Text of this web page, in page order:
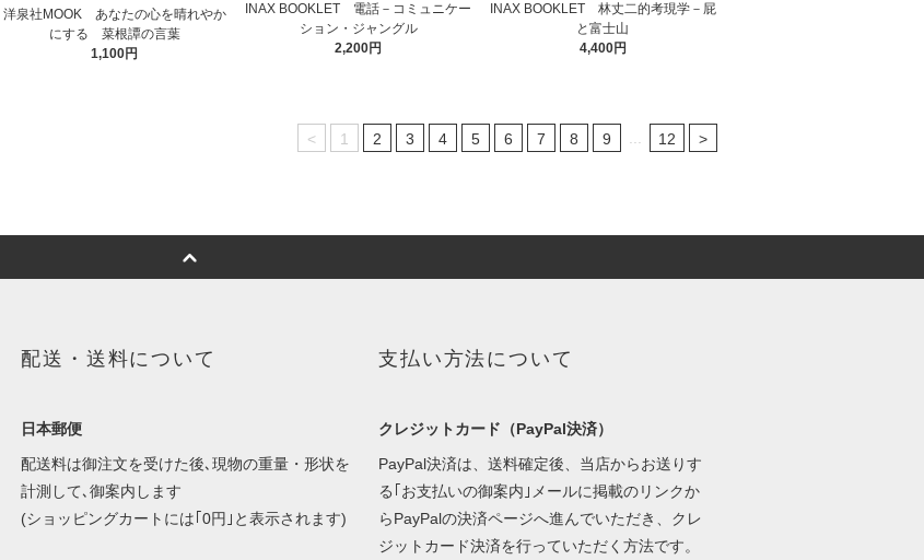
洋泉社MOOK あなたの心を晴れやか
にする 菜根譚の言葉
1,100円
INAX BOOKLET 電話－コミュニケー
ション・ジャングル
2,200円
INAX BOOKLET 林丈二的考現学－屁
と富士山
4,400円
< 1 2 3 4 5 6 7 8 9 12 >
配送・送料について
日本郵便
配送料は御注文を受けた後､現物の重量・形状を
計測して､御案内します
(ショッピングカートには｢0円｣と表示されます)
支払い方法について
クレジットカード（PayPal決済）
PayPal決済は、送料確定後、当店からお送りす
る｢お支払いの御案内｣メールに掲載のリンクか
らPayPalの決済ページへ進んでいただき、クレ
ジットカード決済を行っていただく方法です。